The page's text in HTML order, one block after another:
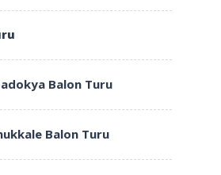
Balon Turu
Balon Turu